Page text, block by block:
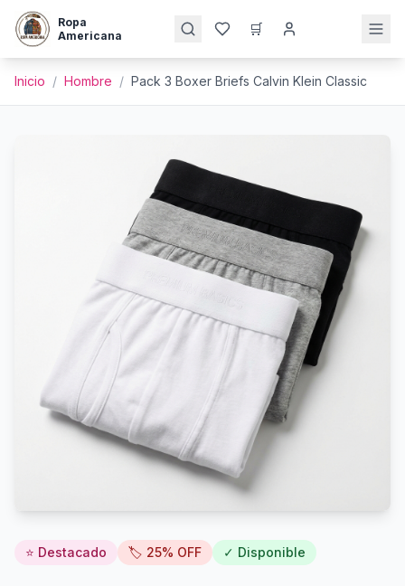
Ropa
Americana
🛒
Inicio / Hombre / Pack 3 Boxer Briefs Calvin Klein Classic
⭐ Destacado 🏷️ 25% OFF ✓ Disponible